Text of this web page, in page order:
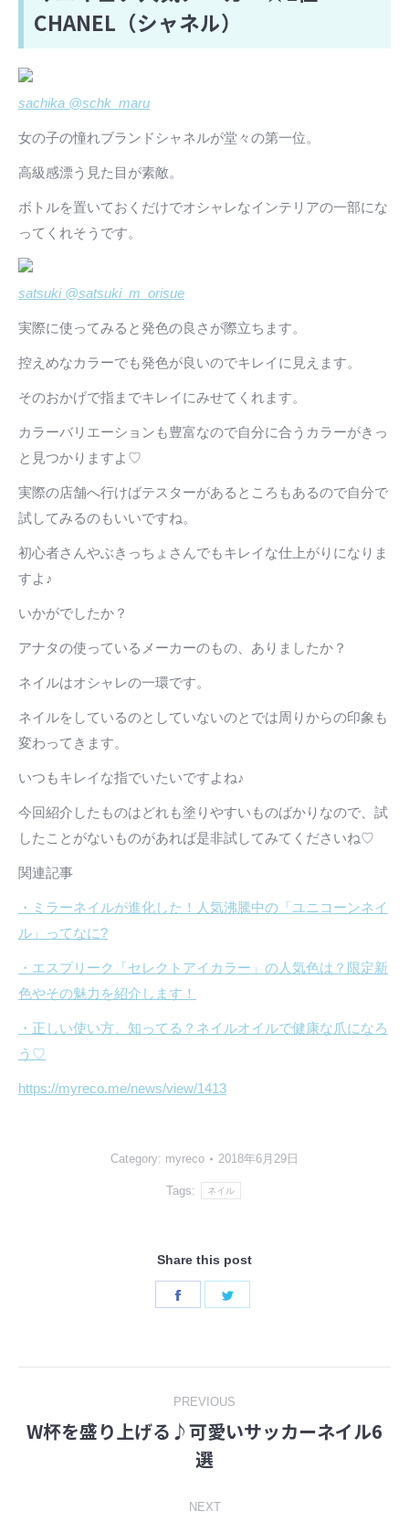
CHANEL（シャネル）
sachika @schk_maru
女の子の憧れブランドシャネルが堂々の第一位。
高級感漂う見た目が素敵。
ボトルを置いておくだけでオシャレなインテリアの一部にな
ってくれそうです。
satsuki @satsuki_m_orisue
実際に使ってみると発色の良さが際立ちます。
控えめなカラーでも発色が良いのでキレイに見えます。
そのおかげで指までキレイにみせてくれます。
カラーバリエーションも豊富なので自分に合うカラーがきっ
と見つかりますよ♡
実際の店舗へ行けばテスターがあるところもあるので自分で
試してみるのもいいですね。
初心者さんやぶきっちょさんでもキレイな仕上がりになりま
すよ♪
いかがでしたか？
アナタの使っているメーカーのもの、ありましたか？
ネイルはオシャレの一環です。
ネイルをしているのとしていないのとでは周りからの印象も
変わってきます。
いつもキレイな指でいたいですよね♪
今回紹介したものはどれも塗りやすいものばかりなので、試
したことがないものがあれば是非試してみてくださいね♡
関連記事
・ミラーネイルが進化した！人気沸騰中の「ユニコーンネイ
ル」ってなに?
・エスプリーク「セレクトアイカラー」の人気色は？限定新
色やその魅力を紹介します！
・正しい使い方、知ってる？ネイルオイルで健康な爪になろ
う♡
https://myreco.me/news/view/1413
Category: myreco 2018年6月29日
Tags: ネイル
Share this post
Share
navigation
PREVIOUS
Previous
post:
W杯を盛り上げる♪可愛いサッカーネイル6
選
NEXT